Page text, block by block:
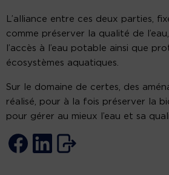
L’alliance entre ces deux parties,
comme préserver la qualité de
l’accès à l’eau potable ainsi que
écosystèmes aquatiques.
Sur le domaine de certes, des
réalisé, pour à la fois préserver la
pour gérer au mieux l’eau et sa